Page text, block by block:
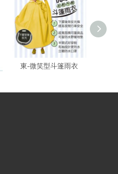
東-微笑型斗篷雨衣